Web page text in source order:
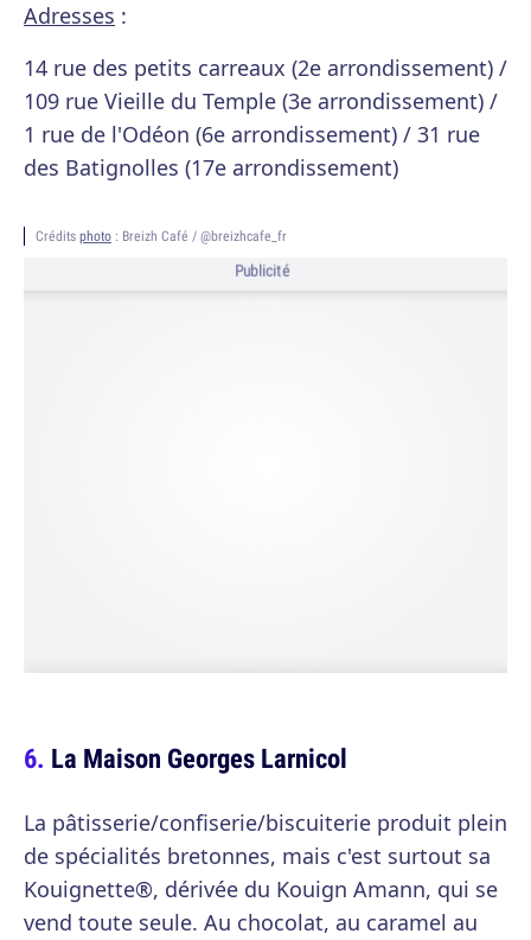
Adresses :
14 rue des petits carreaux (2e arrondissement) /
109 rue Vieille du Temple (3e arrondissement) /
1 rue de l'Odéon (6e arrondissement) / 31 rue
des Batignolles (17e arrondissement)
Crédits photo : Breizh Café / @breizhcafe_fr
Publicité
La Maison Georges Larnicol
La pâtisserie/confiserie/biscuiterie produit plein
de spécialités bretonnes, mais c'est surtout sa
Kouignette®, dérivée du Kouign Amann, qui se
vend toute seule. Au chocolat, au caramel au